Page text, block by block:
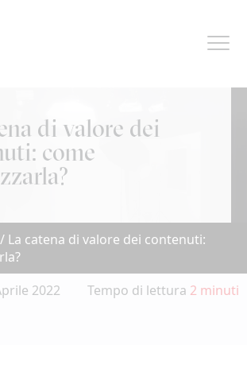
di valore dei
come
/ La catena di valore dei contenuti:
2022
Tempo di lettura 2 minuti